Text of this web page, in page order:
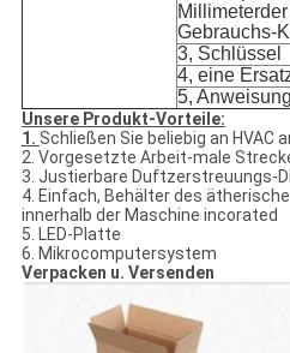
Gebrauchs-
3, Schlüssel
4, eine
5,
Unsere Produkt-Vorteile:
1. Schließen Sie beliebig an HVAC
2. Vorgesetzte Arbeit-male
3. Justierbare Duftzerstreuungs-
4. Einfach, Behälter des
innerhalb der Maschine incorated
5. LED-Platte
6. Mikrocomputersystem
Verpacken u. Versenden